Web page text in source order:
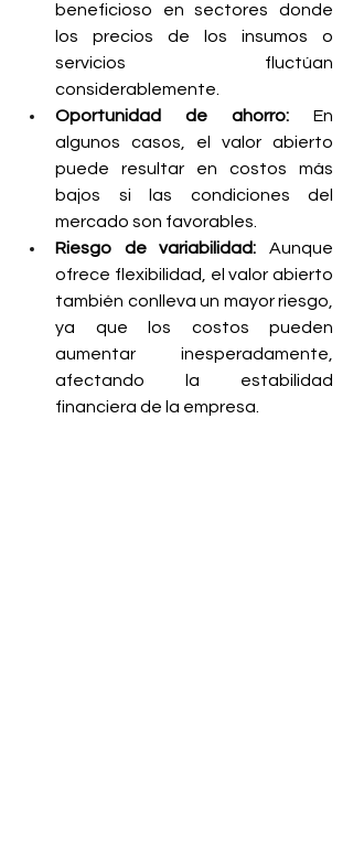
beneficioso en sectores donde
los precios de los insumos o
servicios fluctúan
considerablemente.
Oportunidad de ahorro: En
algunos casos, el valor abierto
puede resultar en costos más
bajos si las condiciones del
mercado son favorables.
Riesgo de variabilidad: Aunque
ofrece flexibilidad, el valor abierto
también conlleva un mayor riesgo,
ya que los costos pueden
aumentar inesperadamente,
afectando la estabilidad
financiera de la empresa.